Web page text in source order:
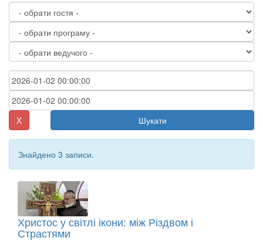
X Шукати
Знайдено 3 записи.
Христос у світлі ікони: між Різдвом і
Страстями